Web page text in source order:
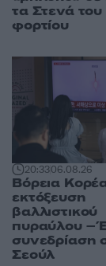
τα Στενά
φορτίου
20:3306.08.26
Βόρεια
εκτόξευση
βαλλιστικού
πυραύλου –
συνεδρίαση
Σεούλ